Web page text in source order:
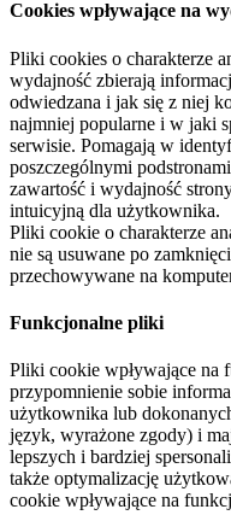
Cookies wpływające na
Pliki cookies o charakterze
wydajność zbierają
odwiedzana i jak się z niej
najmniej popularne i w jaki
serwisie. Pomagają w
poszczególnymi
zawartość i wydajność
intuicyjną dla użytkownika.
Pliki cookie o charakterze
nie są usuwane po
przechowywane na
Funkcjonalne pliki
Pliki cookie wpływające na
przypomnienie sobie
użytkownika lub
język, wyrażone zgody) i
lepszych i bardziej
także optymalizację
cookie wpływające na